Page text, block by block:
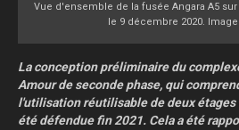
Vue d'ensemble de la fusée Angara A5
le 9 décembre 2020.
La conception préliminaire du
Amour de seconde phase, qui
l'utilisation réutilisable de deux étages
été défendue fin 2021. Cela a été